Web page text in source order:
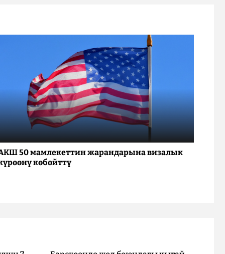
50 мамлекеттин жарандарына визалык
көбөйттү